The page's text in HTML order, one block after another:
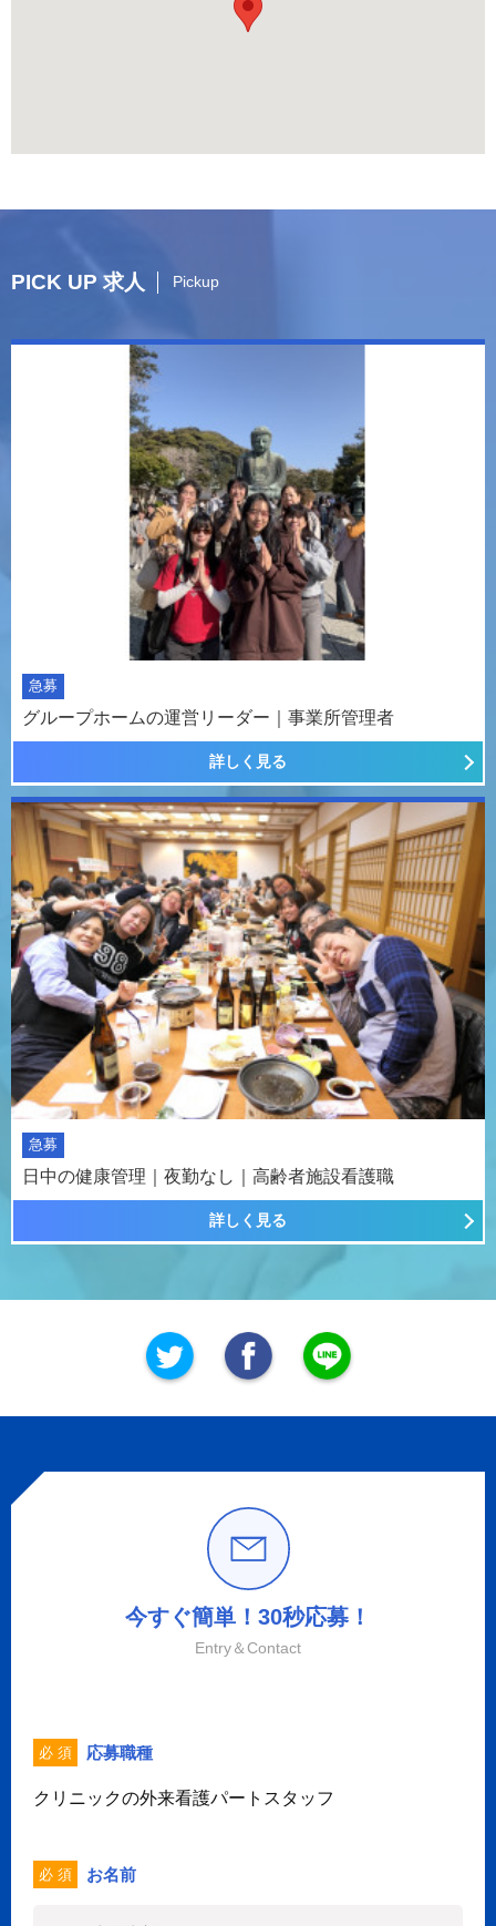
PICK UP 求人 Pickup
急募
グループホームの運営リーダー｜事業所管理者
詳しく見る
急募
日中の健康管理｜夜勤なし｜高齢者施設看護職
詳しく見る
今すぐ簡単！30秒応募！
Entry＆Contact
必 須 応募職種
クリニックの外来看護パートスタッフ
必 須 お名前